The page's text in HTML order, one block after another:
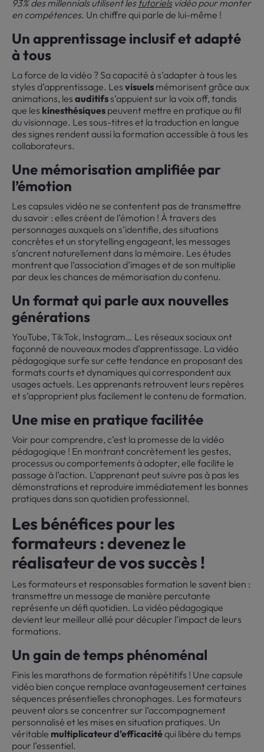
93% des millennials utilisent les tutorielsvidéo pour monter
en compétences. Un chiffre qui parle de lui-même !
Un apprentissage inclusif et adapté
à tous
La force de la vidéo ? Sa capacité à s’adapter à tous les
styles d’apprentissage. Lesvisuels mémorisent grâce aux
animations, lesauditifss’appuient sur la voix off, tandis
que les kinesthésiques peuvent mettre en pratique au fil
du visionnage. Les sous-titres et la traduction en langue
des signes rendent aussi la formation accessible à tous les
collaborateurs.
Une mémorisation amplifiée par
l’émotion
Les capsules vidéo ne se contentent pas de transmettre
du savoir : elles créent de l’émotion ! À travers des
personnages auxquels on s’identifie, des situations
concrètes et un storytelling engageant, les messages
s’ancrent naturellement dans la mémoire. Les études
montrent que l’association d’images et de son multiplie
par deux les chances de mémorisation du contenu.
Un format qui parle aux nouvelles
générations
YouTube, TikTok, Instagram… Les réseaux sociaux ont
façonné de nouveaux modes d’apprentissage. La vidéo
pédagogique surfe sur cette tendance en proposant des
formats courts et dynamiques qui correspondent aux
usages actuels. Les apprenants retrouvent leurs repères
et s’approprient plus facilement le contenu de formation.
Une mise en pratique facilitée
Voir pour comprendre, c’est la promesse de la vidéo
pédagogique ! En montrant concrètement les gestes,
processus ou comportements à adopter, elle facilite le
passage à l’action. L’apprenant peut suivre pas à pas les
démonstrations et reproduire immédiatement les bonnes
pratiques dans son quotidien professionnel.
Les bénéfices pour les
formateurs : devenez le
réalisateur de vos succès !
Les formateurs et responsables formation le savent bien :
transmettre un message de manière percutante
représente un défi quotidien. La vidéo pédagogique
devient leur meilleur allié pour décupler l’impact de leurs
formations.
Un gain de temps phénoménal
Finis les marathons de formation répétitifs ! Une capsule
vidéo bien conçue remplace avantageusement certaines
séquences présentielles chronophages. Les formateurs
peuvent alors se concentrer sur l’accompagnement
personnalisé et les mises en situation pratiques. Un
véritable multiplicateur d’efficacitéqui libère du temps
pour l’essentiel.